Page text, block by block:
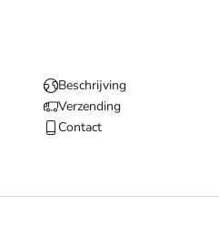
Beschrijving
Verzending
Contact